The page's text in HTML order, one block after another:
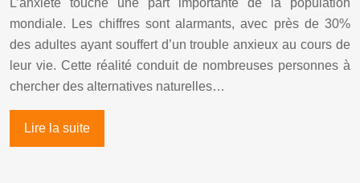
L’anxiété touche une part importante de la population
mondiale. Les chiffres sont alarmants, avec près de 30%
des adultes ayant souffert d’un trouble anxieux au cours de
leur vie. Cette réalité conduit de nombreuses personnes à
chercher des alternatives naturelles…
Lire la suite